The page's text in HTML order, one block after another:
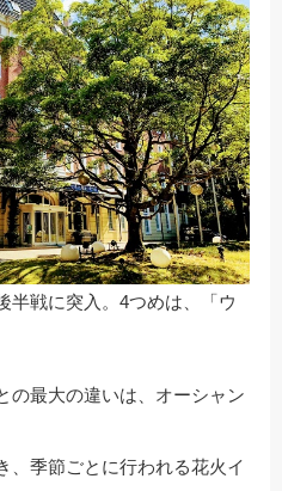
半戦に突入。4つめは、「ウ
の最大の違いは、オーシャン
、季節ごとに行われる花火イ